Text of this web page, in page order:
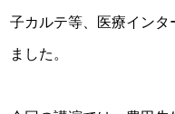
子カルテ等、医療イン
ました。